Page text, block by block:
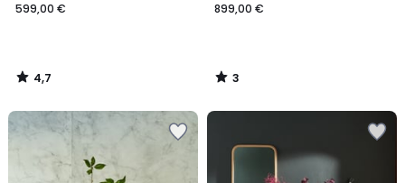
599,00 €
4,7
/
899,00 €
3
/